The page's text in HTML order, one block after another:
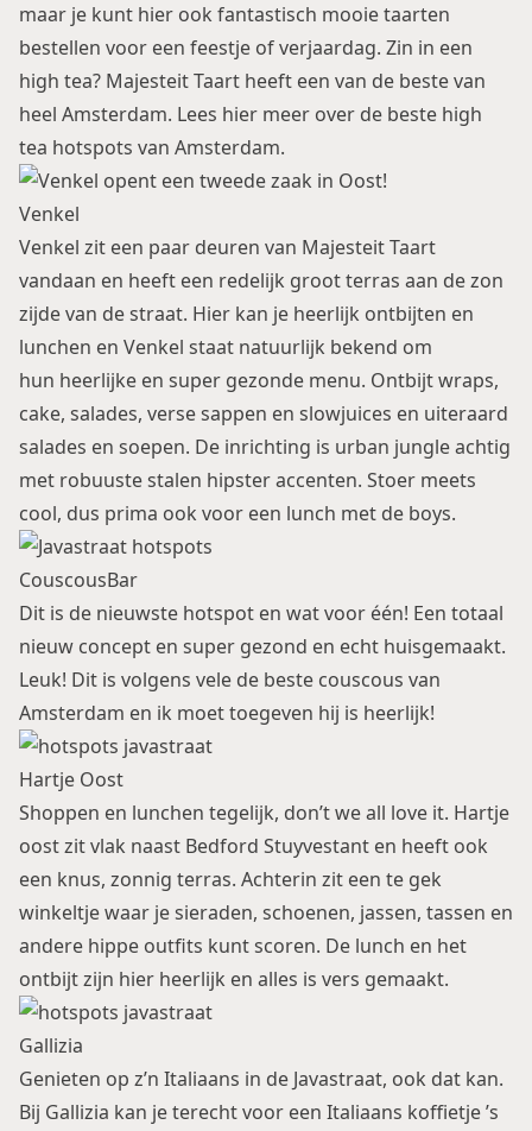
maar je kunt hier ook fantastisch mooie taarten
bestellen voor een feestje of verjaardag. Zin in een
high tea? Majesteit Taart heeft een van de beste van
heel Amsterdam. Lees hier meer over de beste high
tea hotspots van Amsterdam.
Venkel
Venkel zit een paar deuren van Majesteit Taart
vandaan en heeft een redelijk groot terras aan de zon
zijde van de straat. Hier kan je heerlijk ontbijten en
lunchen en Venkel staat natuurlijk bekend om
hun heerlijke en super gezonde menu. Ontbijt wraps,
cake, salades, verse sappen en slowjuices en uiteraard
salades en soepen. De inrichting is urban jungle achtig
met robuuste stalen hipster accenten. Stoer meets
cool, dus prima ook voor een lunch met de boys.
CouscousBar
Dit is de nieuwste hotspot en wat voor één! Een totaal
nieuw concept en super gezond en echt huisgemaakt.
Leuk! Dit is volgens vele de beste couscous van
Amsterdam en ik moet toegeven hij is heerlijk!
Hartje Oost
Shoppen en lunchen tegelijk, don’t we all love it. Hartje
oost zit vlak naast Bedford Stuyvestant en heeft ook
een knus, zonnig terras. Achterin zit een te gek
winkeltje waar je sieraden, schoenen, jassen, tassen en
andere hippe outfits kunt scoren. De lunch en het
ontbijt zijn hier heerlijk en alles is vers gemaakt.
Gallizia
Genieten op z’n Italiaans in de Javastraat, ook dat kan.
Bij Gallizia kan je terecht voor een Italiaans koffietje ’s